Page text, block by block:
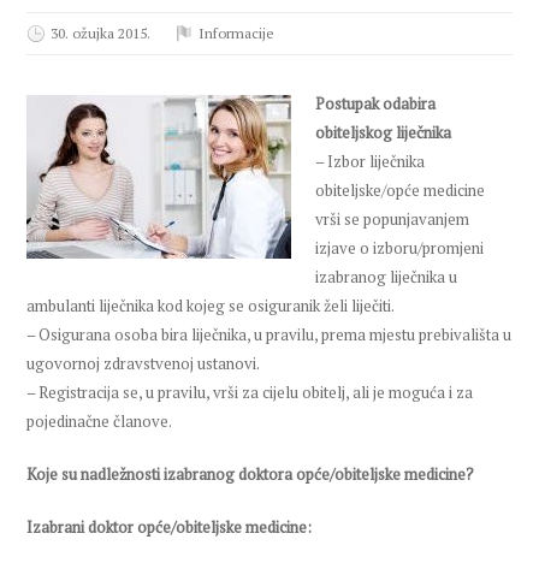
30. ožujka 2015. Informacije
Postupak odabira
obiteljskog liječnika
– Izbor liječnika
obiteljske/opće medicine
vrši se popunjavanjem
izjave o izboru/promjeni
izabranog liječnika u
ambulanti liječnika kod kojeg se osiguranik želi liječiti.
– Osigurana osoba bira liječnika, u pravilu, prema mjestu prebivališta u
ugovornoj zdravstvenoj ustanovi.
– Registracija se, u pravilu, vrši za cijelu obitelj, ali je moguća i za
pojedinačne članove.
Koje su nadležnosti izabranog doktora opće/obiteljske medicine?
Izabrani doktor opće/obiteljske medicine: